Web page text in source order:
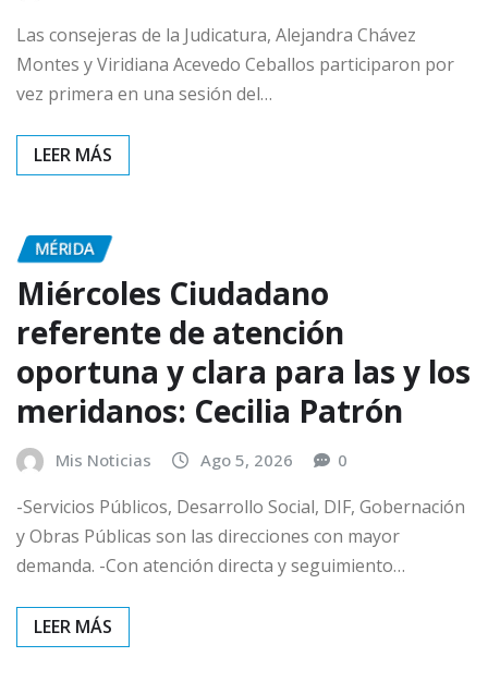
Las consejeras de la Judicatura, Alejandra Chávez
Montes y Viridiana Acevedo Ceballos participaron por
vez primera en una sesión del…
MÉRIDA
Miércoles Ciudadano
referente de atención
oportuna y clara para las y los
meridanos: Cecilia Patrón
Mis Noticias Ago 5, 2026 0
-Servicios Públicos, Desarrollo Social, DIF, Gobernación
y Obras Públicas son las direcciones con mayor
demanda. -Con atención directa y seguimiento…